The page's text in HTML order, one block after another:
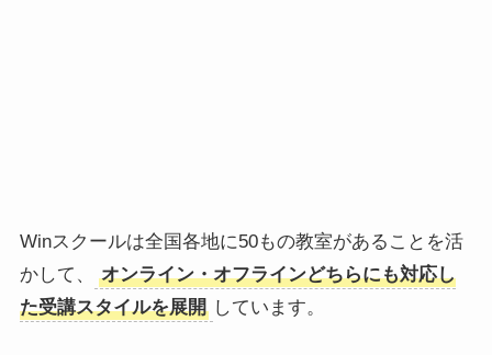
Winスクールは全国各地に50もの教室があることを活
かして、
オンライン・オフラインどちらにも対応し
た受講スタイルを展開 しています。